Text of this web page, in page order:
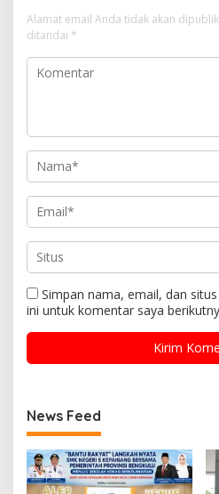
Alamat email Anda tidak akan
ditandai *
Simpan nama, email, dan
ini untuk komentar saya
News Feed